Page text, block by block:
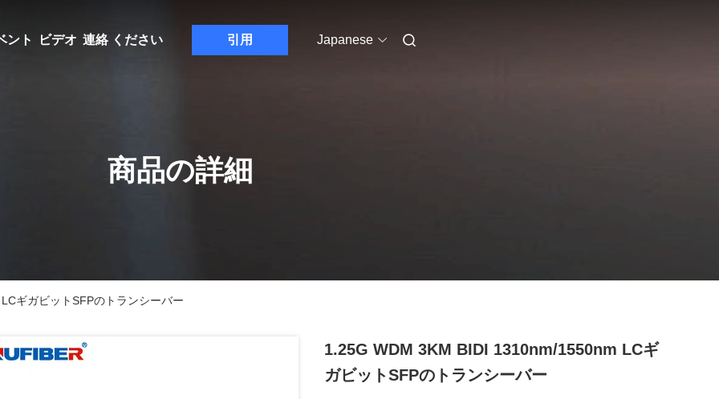
ント ビデオ 連絡 ください 引用 Japanese
商品の詳細
ギガビットSFPのトランシーバー
1.25G WDM 3KM BIDI 1310nm/1550nm LCギ
ガビットSFPのトランシーバー